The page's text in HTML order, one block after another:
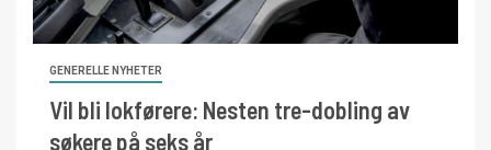
GENERELLE NYHETER
Vil bli lokførere: Nesten tre-dobling av
søkere på seks år